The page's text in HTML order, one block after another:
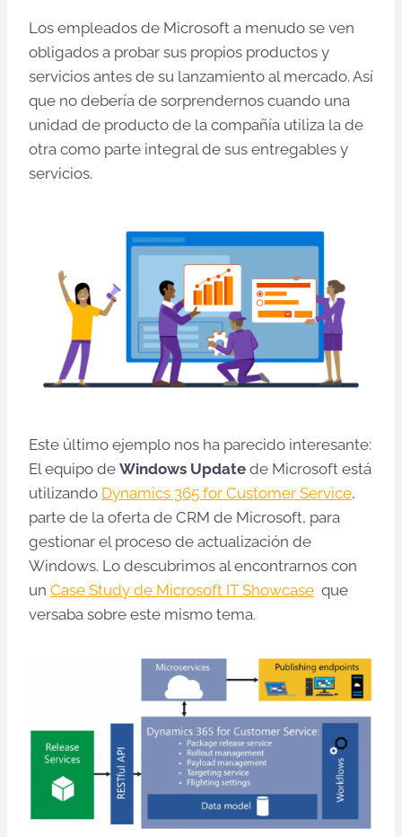
Los empleados de Microsoft a menudo se ven
obligados a probar sus propios productos y
servicios antes de su lanzamiento al mercado. Así
que no debería de sorprendernos cuando una
unidad de producto de la compañía utiliza la de
otra como parte integral de sus entregables y
servicios.
Este último ejemplo nos ha parecido interesante:
El equipo de Windows Update de Microsoft está
utilizando Dynamics 365 for Customer Service,
parte de la oferta de CRM de Microsoft, para
gestionar el proceso de actualización de
Windows. Lo descubrimos al encontrarnos con
un Case Study de Microsoft IT Showcase que
versaba sobre este mismo tema.